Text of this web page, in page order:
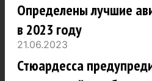
Определены лучшие
в 2023 году
21.06.2023
Стюардесса